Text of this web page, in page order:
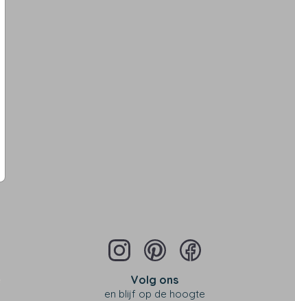
Volg ons
en blijf op de hoogte